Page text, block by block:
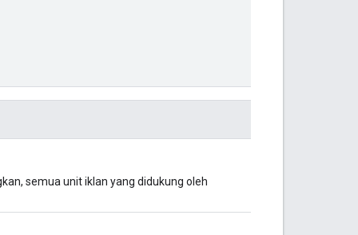
semua unit iklan yang didukung oleh